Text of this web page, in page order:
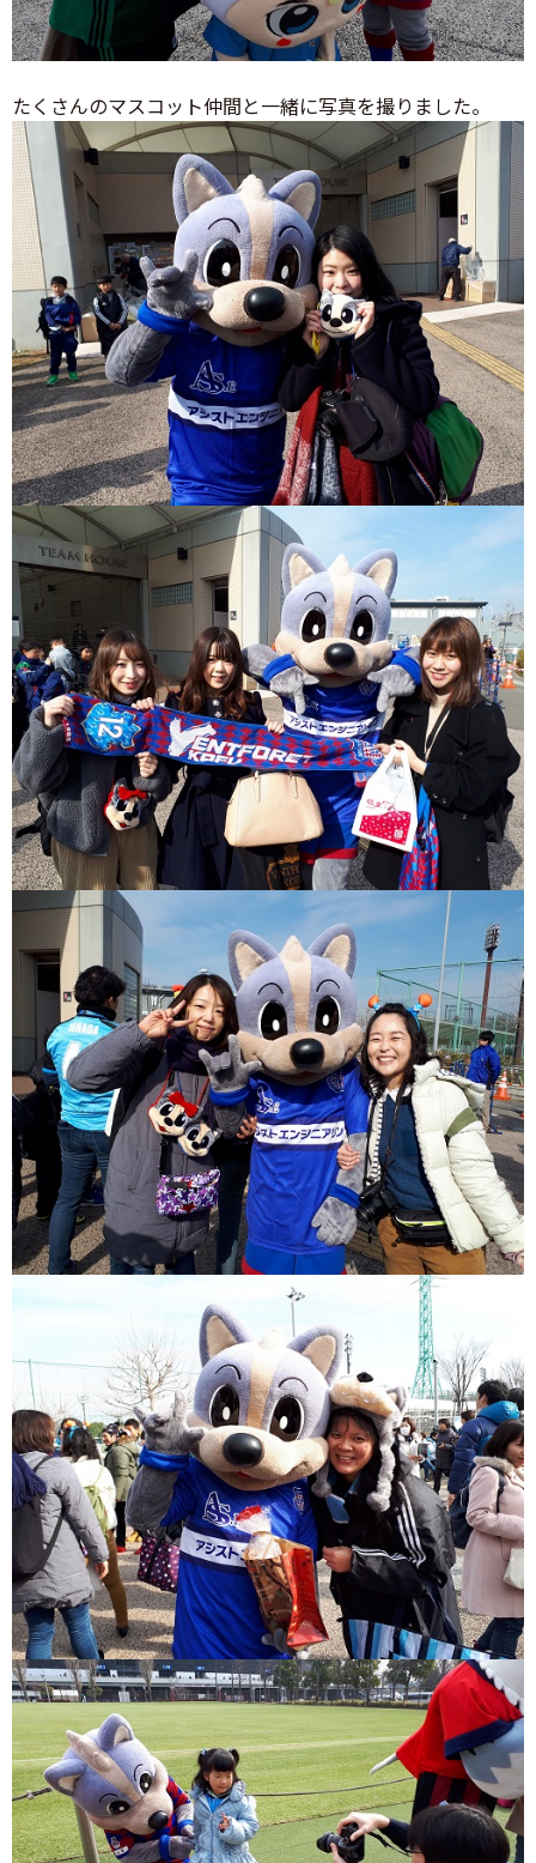
たくさんのマスコット仲間と一緒に写真を撮りました。